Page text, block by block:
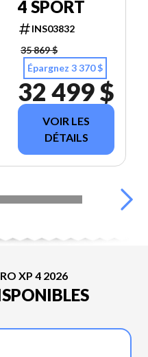
4 SPORT
INS03832
35 869 $
Épargnez 3 370 $
32 499 $
VOIR LES
DÉTAILS
XP 4 2026